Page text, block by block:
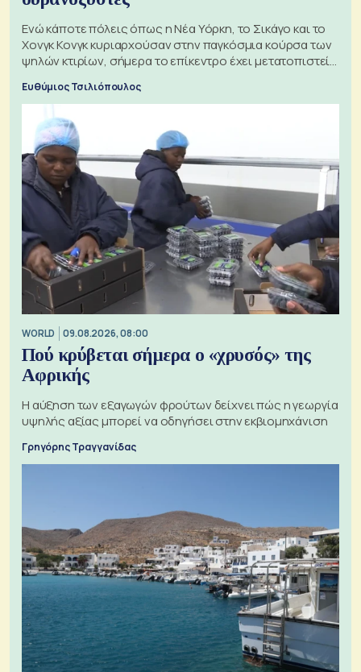
Ενώ κάποτε πόλεις όπως η Νέα Υόρκη, το Σικάγο και το
Χονγκ Κονγκ κυριαρχούσαν στην παγκόσμια κούρσα των
ψηλών κτιρίων, σήμερα το επίκεντρο έχει μετατοπιστεί
Ευθύμιος Τσιλιόπουλος
WORLD 09.08.2026, 08:00
Πού κρύβεται σήμερα ο «χρυσός» της
Αφρικής
Η αύξηση των εξαγωγών φρούτων δείχνει πώς η γεωργία
υψηλής αξίας μπορεί να οδηγήσει στην εκβιομηχάνιση
Γρηγόρης Τραγγανίδας